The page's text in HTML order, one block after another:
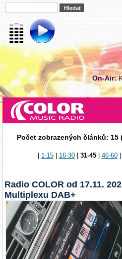
On-Air:
Počet zobrazených článků: 15
1-15| 16-30| 31-45| 46-60|
Radio COLOR od 17.11.
Multiplexu DAB+